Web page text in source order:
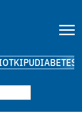
KIPUDIABETES